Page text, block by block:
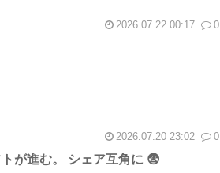
2026.07.22 00:17 0
2026.07.20 23:02 0
が進む。 シェア互角に 😨